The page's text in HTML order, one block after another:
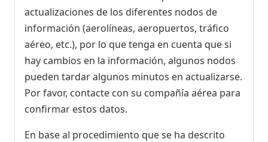
actualizaciones de los diferentes nodos de
información (aerolíneas, aeropuertos, tráfico
aéreo, etc.), por lo que tenga en cuenta que si
hay cambios en la información, algunos nodos
pueden tardar algunos minutos en actualizarse.
Por favor, contacte con su compañía aérea para
confirmar estos datos.
En base al procedimiento que se ha descrito